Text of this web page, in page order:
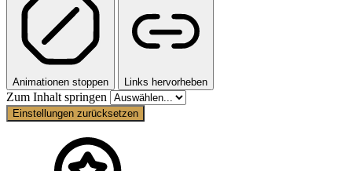
Animationen stoppen Links hervorheben
Zum Inhalt springen
Einstellungen zurücksetzen